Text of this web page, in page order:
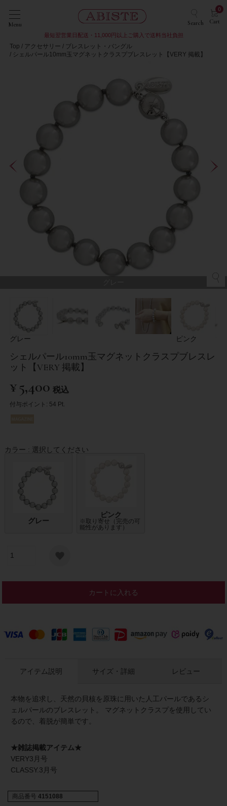
Menu Search Cart
0
最短翌営業日配送・11,000円以上ご購入で送料当社負担
Top アクセサリー
ブレスレット・バングル
シェルパール10mm玉マグネットクラスプブレスレット【VERY 掲載】
グレー ピンク
シェルパール10mm玉マグネットクラスプブレスレ
ット【VERY 掲載】
¥5,400 税込
付与ポイント: 54 Pt.
カラー 選択してください
グレー
ピンク
※取り寄せ（完売の可
能性があります）
カートに入れる
アイテム説明
本物を追求し、天然の貝核を原珠に用いた人工パールであるシ
ェルパールのブレスレット。 マグネットクラスプを使用してい
るので、着脱が簡単です。
★雑誌掲載アイテム★
VERY3月号
CLASSY.3月号
サイズ・詳細 レビュー
商品番号 4151088